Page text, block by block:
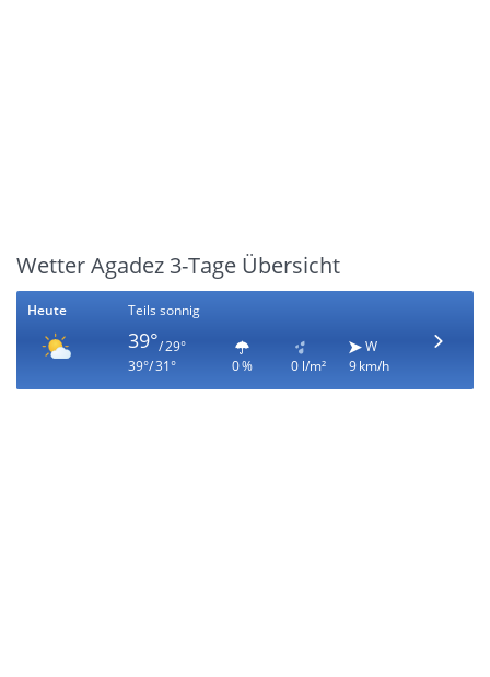
Wetter Agadez 3-Tage Übersicht
Heute Teils sonnig
39°/ 29°
39°/ 31°
0 % 0 l/m²
W
9 km/h